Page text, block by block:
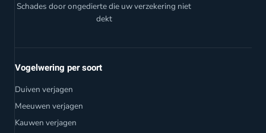
Schades door ongedierte die uw verzekering niet
dekt
Vogelwering per soort
Duiven verjagen
Meeuwen verjagen
Kauwen verjagen